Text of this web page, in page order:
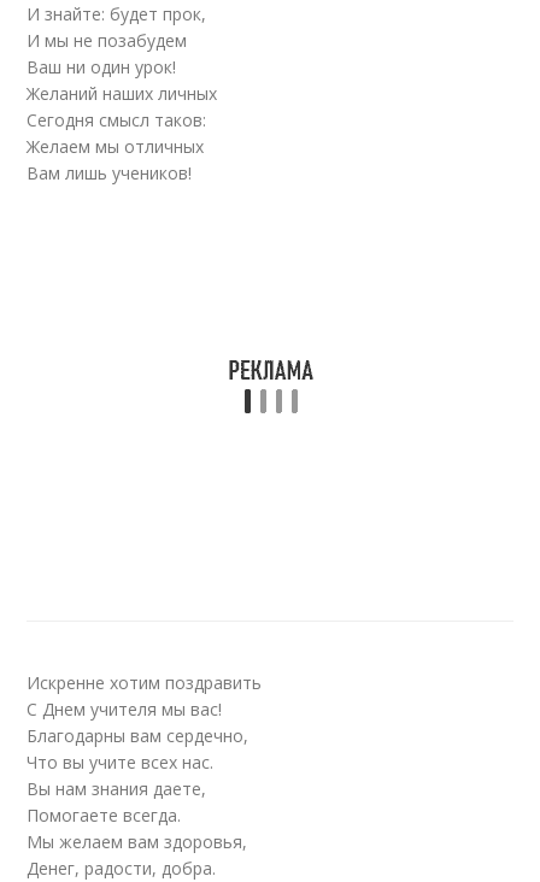
И знайте: будет прок,
И мы не позабудем
Ваш ни один урок!
Желаний наших личных
Сегодня смысл таков:
Желаем мы отличных
Вам лишь учеников!
Искренне хотим поздравить
С Днем учителя мы вас!
Благодарны вам сердечно,
Что вы учите всех нас.
Вы нам знания даете,
Помогаете всегда.
Мы желаем вам здоровья,
Денег, радости, добра.